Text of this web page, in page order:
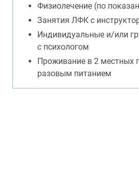
Физиолечение (по
Занятия ЛФК с
Индивидуальные и/или
с психологом
Проживание в 2 местных
разовым питанием